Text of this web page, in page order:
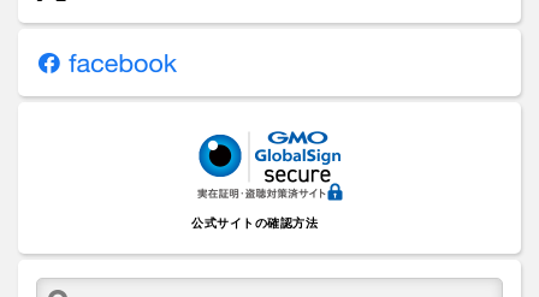
公式サイトの確認方法